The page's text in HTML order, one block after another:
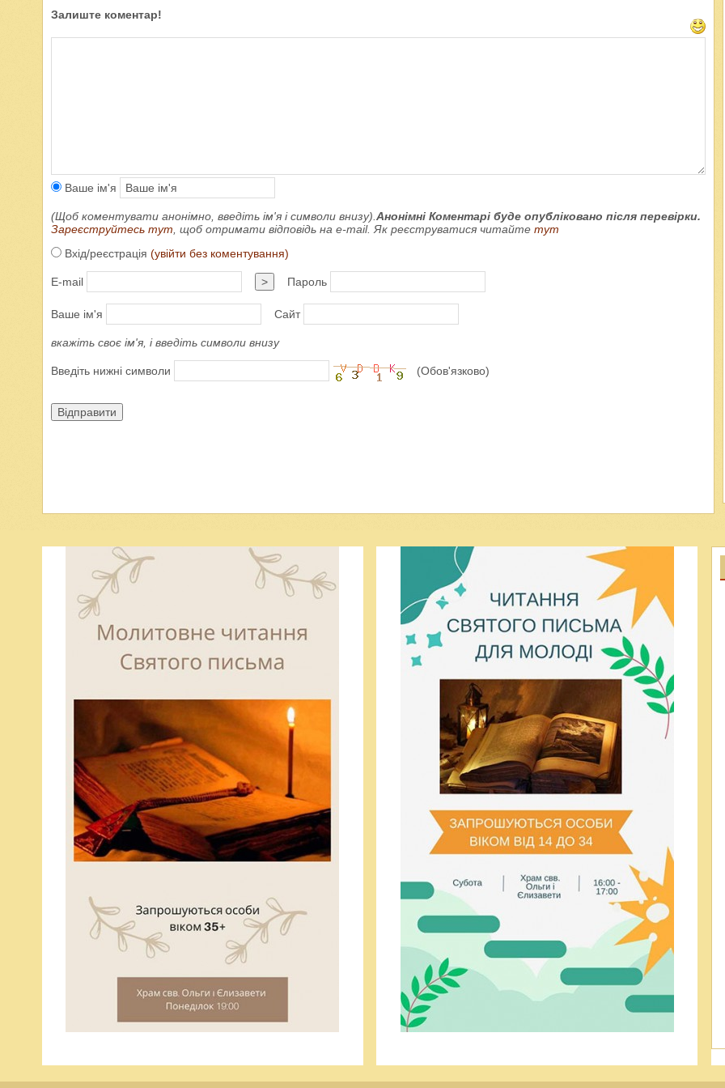
Залиште коментар!
Ваше ім'я
(Щоб коментувати анонімно, введіть ім'я і символи внизу).Анонімні Коментарі буде опубліковано після перевірки.
Зареєструйтесь тут, щоб отримати відповідь на e-mail. Як реєструватися читайте тут
Вхід/реєстрація (увійти без коментування)
E-mail > Пароль
Ваше ім'я Сайт
вкажіть своє ім'я, і введіть символи внизу
Введіть нижні символи (Обов'язково)
Відправити